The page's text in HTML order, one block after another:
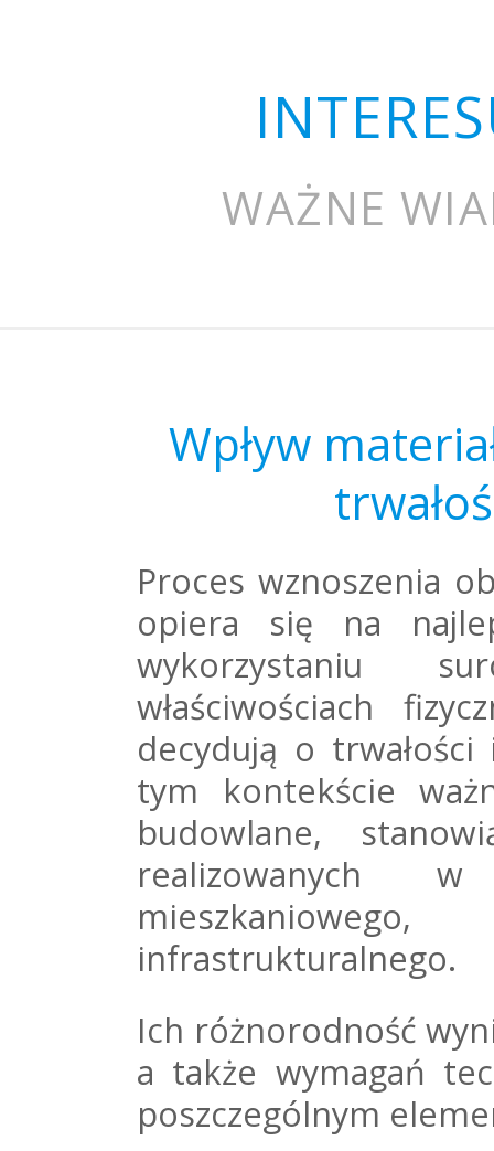
WAŻNE
Wpływ
Proces wznoszenia
opiera się na
wykorzystaniu
właściwościach
decydują o
tym kontekście
budowlane,
realizowanych
infrastrukturalnego.
Ich różnorodność
a także wymagań
poszczególnym